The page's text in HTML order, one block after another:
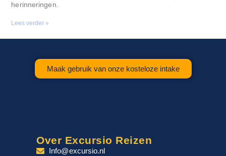
herinneringen.
Lees verder »
Maak gebruik van onze kosteloze intake
Over Excursio Reizen
Info@excursio.nl